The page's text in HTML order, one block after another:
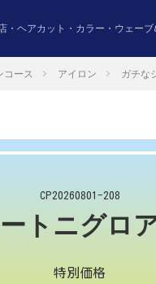
・ヘアカット・カラー・ウェー
コース アイロン ガチな
CP20260801-208
トニグロ
特別価格